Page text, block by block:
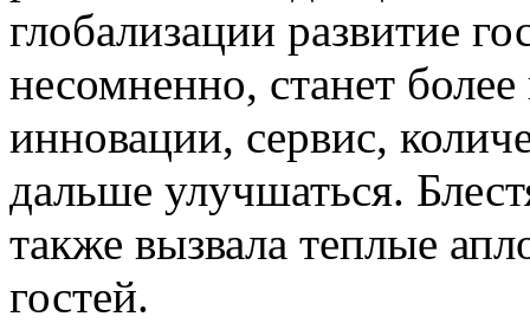
глобализации развитие
несомненно, станет
инновации, сервис,
дальше улучшаться.
также вызвала теплые
гостей.